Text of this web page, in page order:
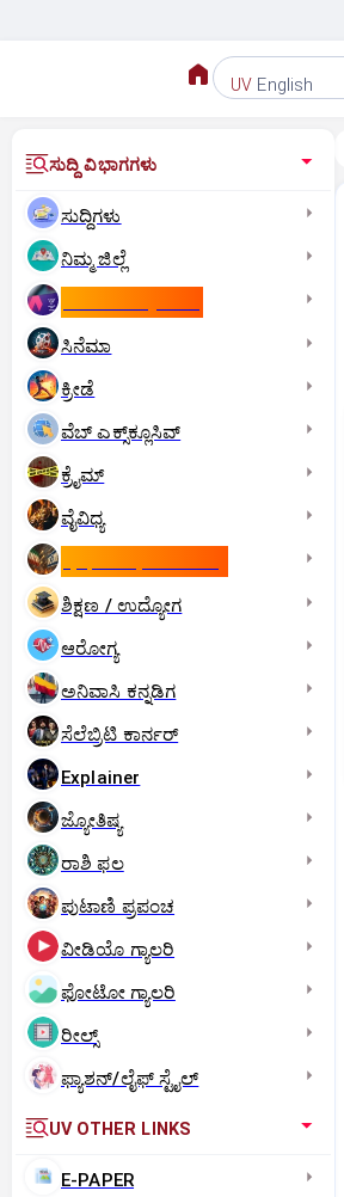
UV English
ಸುದ್ದಿ ವಿಭಾಗಗಳು
ಸುದ್ದಿಗಳು
ನಿಮ್ಮ ಜಿಲ್ಲೆ
ಸಿನೆಮಾ
ಕ್ರೀಡೆ
ವೆಬ್ ಎಕ್ಸ್‌ಕ್ಲೂಸಿವ್
ಕ್ರೈಮ್
ವೈವಿಧ್ಯ
ಶಿಕ್ಷಣ / ಉದ್ಯೋಗ
ಆರೋಗ್ಯ
ಅನಿವಾಸಿ ಕನ್ನಡಿಗ
ಸೆಲೆಬ್ರಿಟಿ ಕಾರ್ನರ್‌
Explainer
ಜ್ಯೋತಿಷ್ಯ
ರಾಶಿ ಫಲ
ಪುಟಾಣಿ ಪ್ರಪಂಚ
ವೀಡಿಯೊ ಗ್ಯಾಲರಿ
ಫೋಟೋ ಗ್ಯಾಲರಿ
ರೀಲ್ಸ್
ಫ್ಯಾಶನ್/ಲೈಫ್‌ ಸ್ಟೈಲ್
UV OTHER LINKS
E-PAPER